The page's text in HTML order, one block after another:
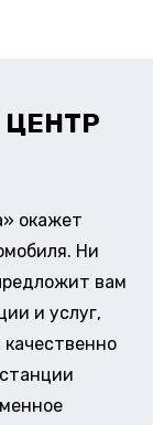
окажет
Ни
вам
и услуг,